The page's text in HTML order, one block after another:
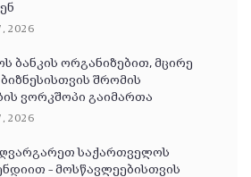
2026
ბანკის ორგანიზებით, მცირე
შრომის
ვორკშოპი გაიმართა
2026
საქართველოს
– მოსწავლეებისთვის